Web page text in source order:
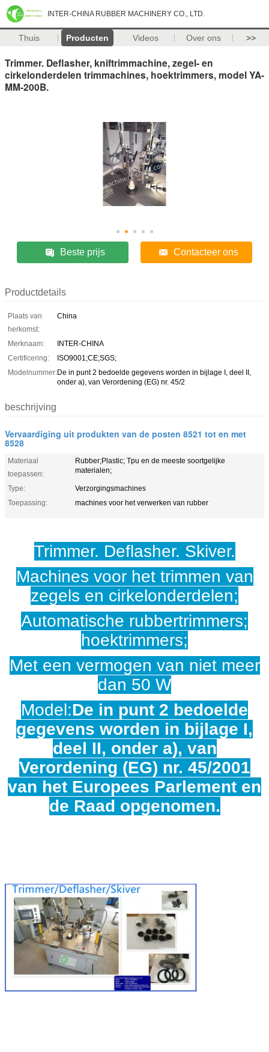
INTER-CHINA RUBBER MACHINERY CO., LTD.
Thuis Producten Videos Over ons >>
Trimmer. Deflasher, kniftrimmachine, zegel- en
cirkelonderdelen trimmachines, hoektrimmers, model YA-
MM-200B.
Beste prijs Contacteer ons
Productdetails
Plaats van
herkomst:
China
Merknaam:
INTER-CHINA
Certificering:
ISO9001;CE;SGS;
Modelnummer:De in punt 2 bedoelde gegevens worden in bijlage I, deel II,
onder a), van Verordening (EG) nr. 45/2
beschrijving
Vervaardiging uit produkten van de posten 8521 tot en met
8528
Materiaal
toepassen:
Rubber;Plastic; Tpu en de meeste soortgelijke
materialen;
Type:
Verzorgingsmachines
Toepassing:
machines voor het verwerken van rubber
Trimmer. Deflasher. Skiver.
Machines voor het trimmen van
zegels en cirkelonderdelen;
Automatische rubbertrimmers;
hoektrimmers;
Met een vermogen van niet meer
dan 50 W
Model:De in punt 2 bedoelde
gegevens worden in bijlage I,
deel II, onder a), van
Verordening (EG) nr. 45/2001
van het Europees Parlement en
de Raad opgenomen.